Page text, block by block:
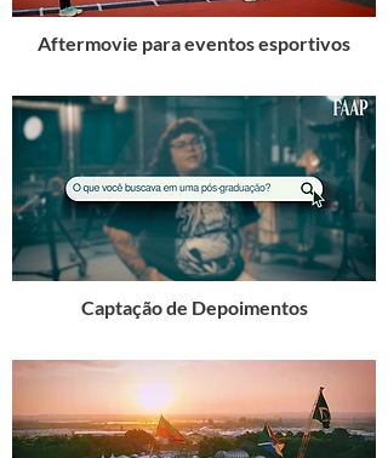
Aftermovie para eventos esportivos
Captação de Depoimentos